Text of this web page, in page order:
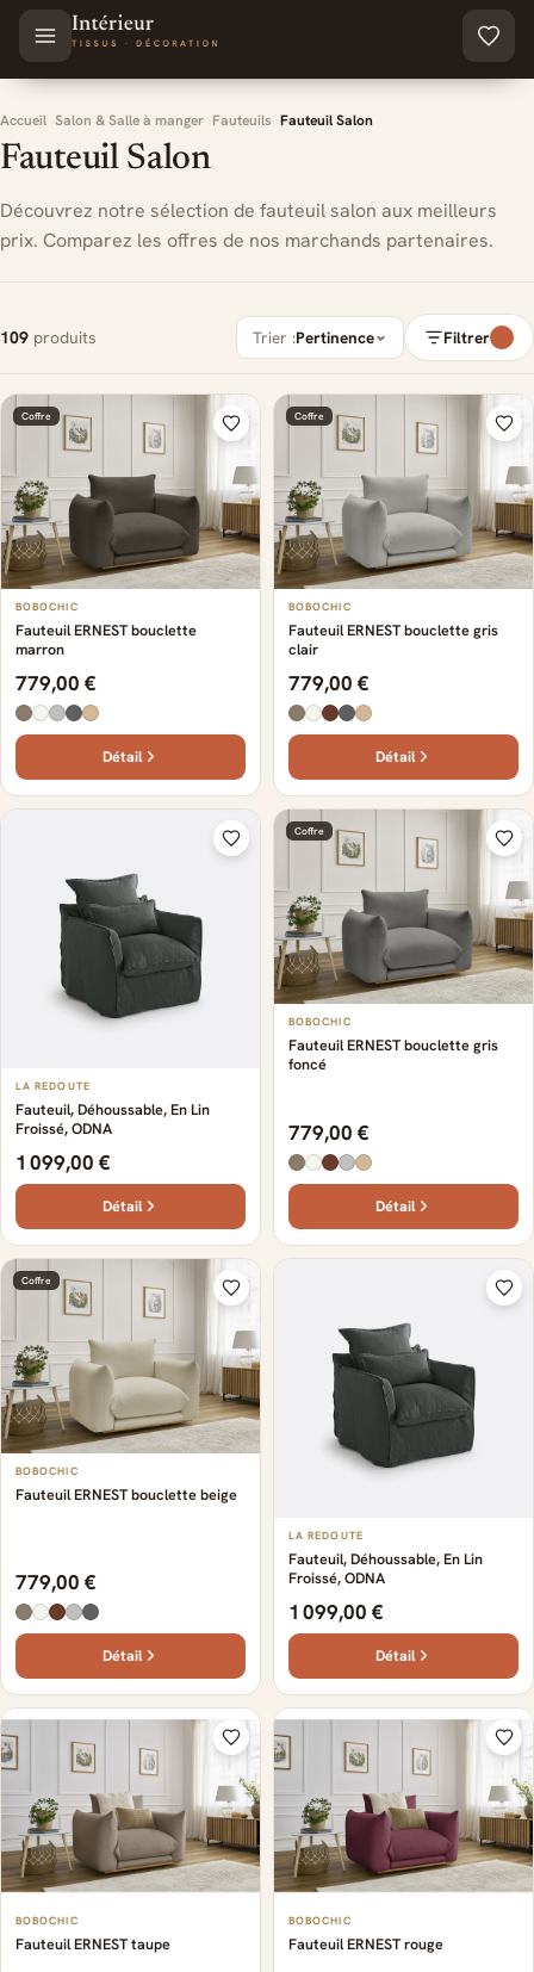
Aller au contenu principal
Accueil Salon & Salle à manger Fauteuils Fauteuil Salon
Fauteuil Salon
Découvrez notre sélection de fauteuil salon aux meilleurs
prix. Comparez les offres de nos marchands partenaires.
109 produits Trier :Pertinence Filtrer
Coffre
BOBOCHIC
Fauteuil ERNEST bouclette
marron
779,00 €
Détail
Coffre
BOBOCHIC
Fauteuil ERNEST bouclette gris
clair
779,00 €
Détail
LA REDOUTE
Fauteuil, Déhoussable, En Lin
Froissé, ODNA
1 099,00 €
Détail
Coffre
BOBOCHIC
Fauteuil ERNEST bouclette gris
foncé
779,00 €
Détail
Coffre
BOBOCHIC
Fauteuil ERNEST bouclette beige
779,00 €
Détail
LA REDOUTE
Fauteuil, Déhoussable, En Lin
Froissé, ODNA
1 099,00 €
Détail
BOBOCHIC
Fauteuil ERNEST taupe
BOBOCHIC
Fauteuil ERNEST rouge